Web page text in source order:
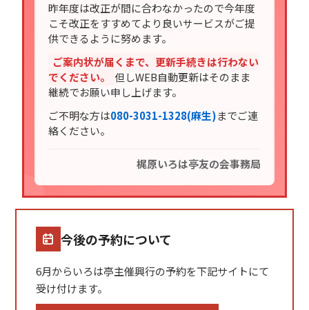
昨年度は改正が間に合わなかったので今年度
こそ改正をすすめてより良いサービスがご提
供できるように努めます。
ご案内状が届くまで、更新手続きは行わない
でください。
但しWEB自動更新はそのまま
継続でお願い申し上げます。
ご不明な方は080-3031-1328(麻生)までご連
絡ください。
梶原いろは亭友の会事務局
今後の予約について
6月からいろは亭主催興行の予約を下記サイトにて
受け付けます。